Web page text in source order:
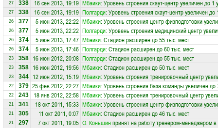
27 338 16 сен 2013, 19:19 Мбаики: Уровень строения скаут-центр увеличен до 1
27 338 16 сен 2013, 19:19 Полгарди: Уровень строения скаут-центр увеличен до
26 377 5 июн 2013, 22:22 Мбаики: Уровень строения центр физподготовки
26 377 5 июн 2013, 22:22 Полгарди: Уровень строения медицинский центр
26 374 5 июн 2013, 17:47 Мбаики: Стадион расширен до 55 тыс. мест
26 374 5 июн 2013, 17:46 Полгарди: Стадион расширен до 60 тыс. мест
23 358 16 июн 2012, 20:08 Полгарди: Стадион расширен до 55 тыс. мест
23 358 16 июн 2012, 19:56 Мбаики: Стадион расширен до 50 тыс. мест
23 344 12 июн 2012, 15:19 Мбаики: Уровень строения тренировочный центр
22 379 25 фев 2012, 22:27 Мбаики: Уровень строения база команды увеличен до
22 243 18 янв 2012, 22:58 Мбаики: Уровень строения тренировочный центр
21 341 18 окт 2011, 15:33 Мбаики: Уровень строения центр физподготовки
21 305 11 окт 2011, 0:07 Мбаики: Стадион расширен до 46 тыс. мест
21 297 7 окт 2011, 19:05 О. Коньшинпринят на работу тренером-менеджером